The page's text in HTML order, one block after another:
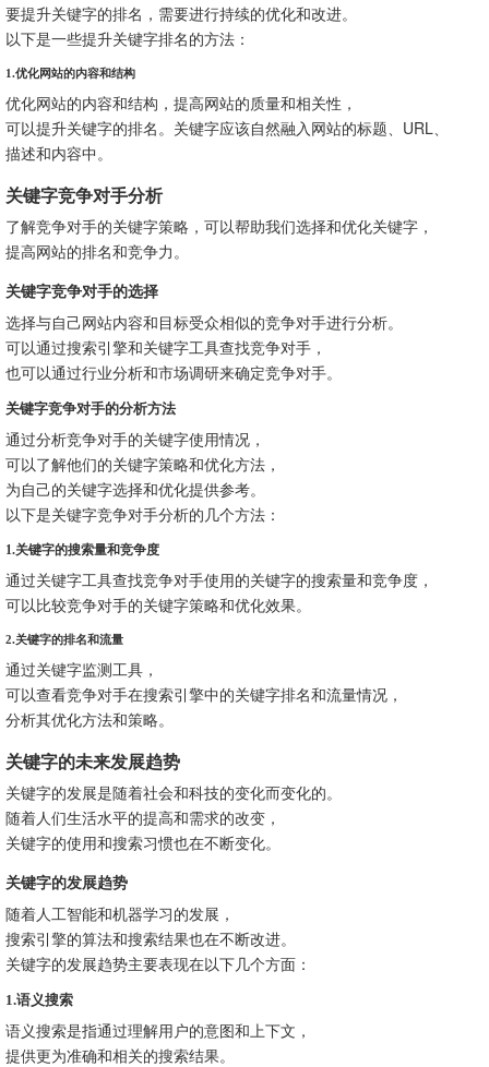
要提升关键字的排名，需要进行持续的优化和改进。
以下是一些提升关键字排名的方法：
1.优化网站的内容和结构
优化网站的内容和结构，提高网站的质量和相关性，
可以提升关键字的排名。关键字应该自然融入网站的标题、URL、
描述和内容中。
关键字竞争对手分析
了解竞争对手的关键字策略，可以帮助我们选择和优化关键字，
提高网站的排名和竞争力。
关键字竞争对手的选择
选择与自己网站内容和目标受众相似的竞争对手进行分析。
可以通过搜索引擎和关键字工具查找竞争对手，
也可以通过行业分析和市场调研来确定竞争对手。
关键字竞争对手的分析方法
通过分析竞争对手的关键字使用情况，
可以了解他们的关键字策略和优化方法，
为自己的关键字选择和优化提供参考。
以下是关键字竞争对手分析的几个方法：
1.关键字的搜索量和竞争度
通过关键字工具查找竞争对手使用的关键字的搜索量和竞争度，
可以比较竞争对手的关键字策略和优化效果。
2.关键字的排名和流量
通过关键字监测工具，
可以查看竞争对手在搜索引擎中的关键字排名和流量情况，
分析其优化方法和策略。
关键字的未来发展趋势
关键字的发展是随着社会和科技的变化而变化的。
随着人们生活水平的提高和需求的改变，
关键字的使用和搜索习惯也在不断变化。
关键字的发展趋势
随着人工智能和机器学习的发展，
搜索引擎的算法和搜索结果也在不断改进。
关键字的发展趋势主要表现在以下几个方面：
1.语义搜索
语义搜索是指通过理解用户的意图和上下文，
提供更为准确和相关的搜索结果。